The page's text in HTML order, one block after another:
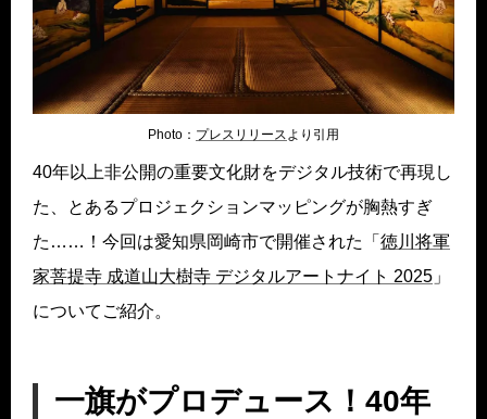
Photo： プレスリリースより引用
40年以上非公開の重要文化財をデジタル技術で再現し
た、とあるプロジェクションマッピングが胸熱すぎ
た……！今回は愛知県岡崎市で開催された「 徳川将軍
家菩提寺 成道山大樹寺 デジタルアートナイト 2025 」
についてご紹介。
一旗がプロデュース！40年